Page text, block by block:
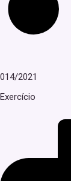
014/2021
Exercício